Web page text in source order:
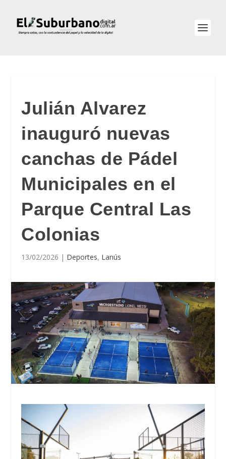
Julián Alvarez
inauguró nuevas
canchas de Pádel
Municipales en el
Parque Central Las
Colonias
13/02/2026 | Deportes, Lanús